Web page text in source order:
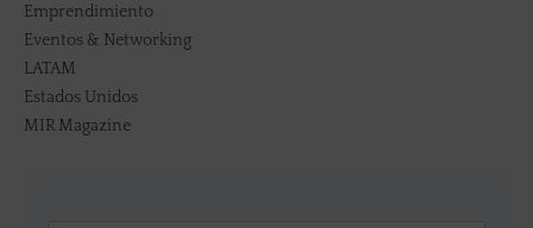
Emprendimiento
Eventos & Networking
LATAM
Estados Unidos
MIR Magazine